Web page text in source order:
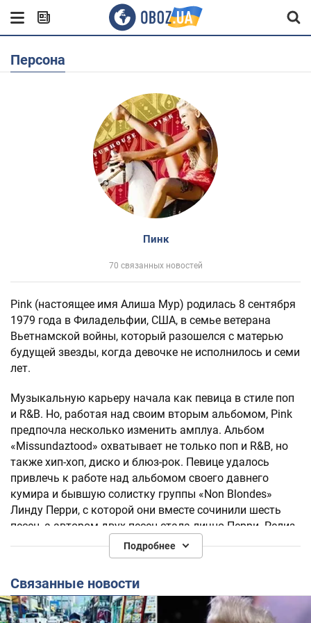
Персона
Пинк
70 связанных новостей
Pink (настоящее имя Алиша Мур) родилась 8 сентября
1979 года в Филадельфии, США, в семье ветерана
Вьетнамской войны, который разошелся с матерью
будущей звезды, когда девочке не исполнилось и семи
лет.
Музыкальную карьеру начала как певица в стиле поп
и R&B. Но, работая над своим вторым альбомом, Pink
предпочла несколько изменить амплуа. Альбом
«Missundaztood» охватывает не только поп и R&B, но
также хип-хоп, диско и блюз-рок. Певице удалось
привлечь к работе над альбомом своего давнего
кумира и бывшую солистку группы «Non Blondes»
Линду Перри, с которой они вместе сочинили шесть
песен, а автором двух песен стала лично Перри. Релиз
альбома состоялся 20 ноября 2001 года.
успешным, чем «Can’t Take Me Home». Сингл «Get the
Party Started», написанный и спродюсированный Перри,
поднялся до пятой строчки рейтингов в США, и
Подробнее
Связанные новости